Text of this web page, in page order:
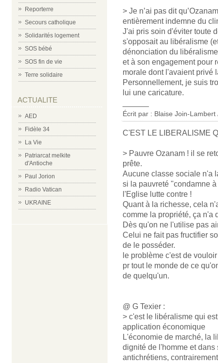
Reporterre
Secours catholique
Solidarités logement
SOS bébé
SOS fin de vie
Terre solidaire
ACTUALITE
AED
Fidèle 34
La Vie
Patriarcat melkite
d'Antioche
Paul Jorion
Radio Vatican
UKRAINE
> Je n’ai pas dit
entièrement indemne du
J'ai pris soin d'éviter toute
s'opposait au libéralisme
dénonciation du
et à son engagement pour
morale dont l'avaient privé
Personnellement, je suis
lui une caricature.
Écrit par : Blaise Join-Lambert
C'EST LE LIBERALISME
> Pauvre Ozanam ! il se
prête.
Aucune classe sociale n'a
si la pauvreté "condamne
l'Eglise lutte contre !
Quant à la richesse, cela
comme la propriété, ça n'a
Dès qu'on ne l'utilise pas
Celui ne fait pas fructifier
de le posséder.
le problème c'est de
pr tout le monde de ce
de quelqu'un.
@ G Texier :
> c'est le libéralisme qui
application économique
L'économie de marché, la
dignité de l'homme et dans
antichrétiens,